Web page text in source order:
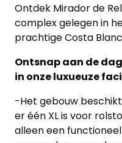
Ontdek Mirador de
complex gelegen in
prachtige Costa
Ontsnap aan de
in onze luxueuze
-Het gebouw
er één XL is voor
alleen een